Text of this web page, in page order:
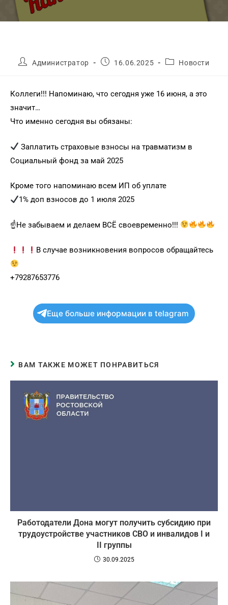
Администратор 16.06.2025 Новости
Коллеги!!! Напоминаю, что сегодня уже 16 июня, а это
значит…
Что именно сегодня вы обязаны:
Заплатить страховые взносы на травматизм в
Социальный фонд за май 2025
Кроме того напоминаю всем ИП об уплате
1% доп взносов до 1 июля 2025
☝Не забываем и делаем ВСЁ своевременно!!!
В случае возникновения вопросов обращайтесь
+79287653776
Еще больше информации в telagram
ВАМ ТАКЖЕ МОЖЕТ ПОНРАВИТЬСЯ
Работодатели Дона могут получить субсидию при
трудоустройстве участников СВО и инвалидов I и
II группы
30.09.2025